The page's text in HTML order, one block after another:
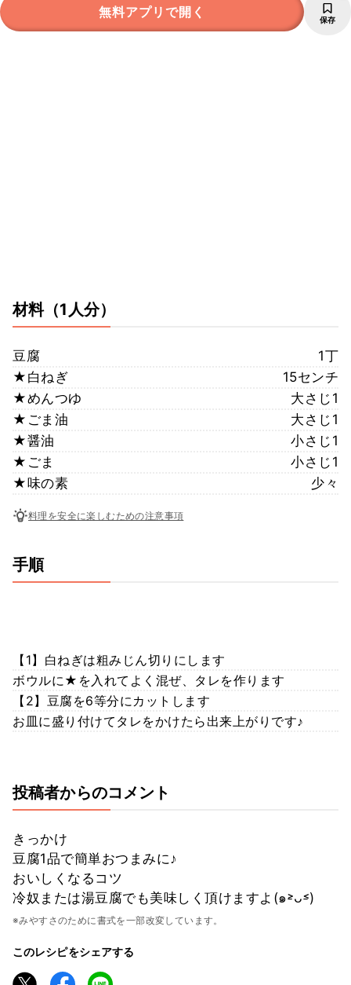
無料アプリで開く 保存
材料（1人分）
豆腐
1丁
★白ねぎ
15センチ
★めんつゆ
大さじ1
★ごま油
大さじ1
★醤油
小さじ1
★ごま
小さじ1
★味の素
少々
料理を安全に楽しむための注意事項
手順
【1】白ねぎは粗みじん切りにします
ボウルに★を入れてよく混ぜ、タレを作ります
【2】豆腐を6等分にカットします
お皿に盛り付けてタレをかけたら出来上がりです♪
投稿者からのコメント
きっかけ
豆腐1品で簡単おつまみに♪
おいしくなるコツ
冷奴または湯豆腐でも美味しく頂けますよ(๑˃̵ᴗ˂̵)
※みやすさのために書式を一部改変しています。
このレシピをシェアする